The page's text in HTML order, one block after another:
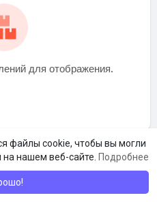
файлы cookie, чтобы вы могли
нашем веб-сайте. Подробнее
для отображения.